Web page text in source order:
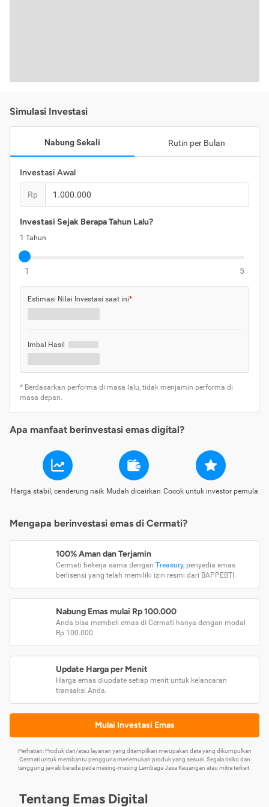
Simulasi Investasi
Nabung Sekali Rutin per Bulan
Investasi Awal
Rp
Investasi Sejak Berapa Tahun Lalu?
1 Tahun
1 5
Estimasi Nilai Investasi saat ini*
Imbal Hasil
* Berdasarkan performa di masa lalu, tidak menjamin performa di
masa depan.
Apa manfaat berinvestasi emas digital?
Harga stabil, cenderung naik Mudah dicairkan Cocok untuk investor pemula
Mengapa berinvestasi emas di Cermati?
100% Aman dan Terjamin
Cermati bekerja sama dengan Treasury, penyedia emas
berlisensi yang telah memiliki izin resmi dari BAPPEBTI.
Nabung Emas mulai Rp 100.000
Anda bisa membeli emas di Cermati hanya dengan modal
Rp 100.000
Update Harga per Menit
Harga emas diupdate setiap menit untuk kelancaran
transaksi Anda.
Mulai Investasi Emas
Perhatian: Produk dan/atau layanan yang ditampilkan merupakan data yang dikumpulkan
Cermati untuk membantu pengguna menemukan produk yang sesuai. Segala risiko dan
tanggung jawab berada pada masing-masing Lembaga Jasa Keuangan atau mitra terkait.
Tentang Emas Digital